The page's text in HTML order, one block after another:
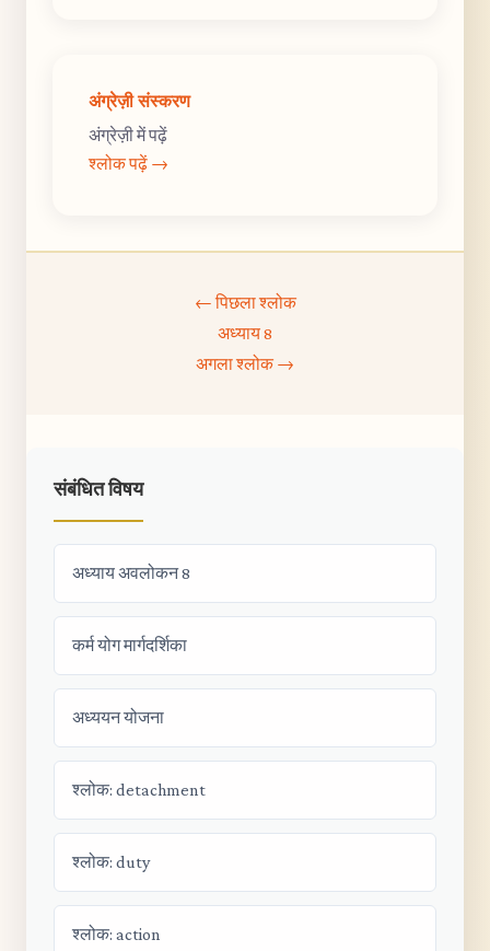
अंग्रेज़ी संस्करण
अंग्रेज़ी में पढ़ें
श्लोक पढ़ें →
← पिछला श्लोक
अध्याय 8
अगला श्लोक →
संबंधित विषय
अध्याय अवलोकन 8
कर्म योग मार्गदर्शिका
अध्ययन योजना
श्लोक: detachment
श्लोक: duty
श्लोक: action